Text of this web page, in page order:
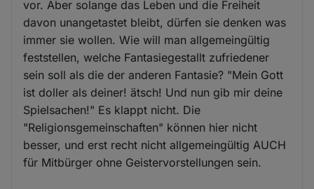
vor. Aber solange das Leben und die Freiheit
davon unangetastet bleibt, dürfen sie denken was
immer sie wollen. Wie will man allgemeingültig
feststellen, welche Fantasiegestallt zufriedener
sein soll als die der anderen Fantasie? "Mein Gott
ist doller als deiner! ätsch! Und nun gib mir deine
Spielsachen!" Es klappt nicht. Die
"Religionsgemeinschaften" können hier nicht
besser, und erst recht nicht allgemeingültig AUCH
für Mitbürger ohne Geistervorstellungen sein.